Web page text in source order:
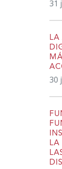
31
LA
30
LA